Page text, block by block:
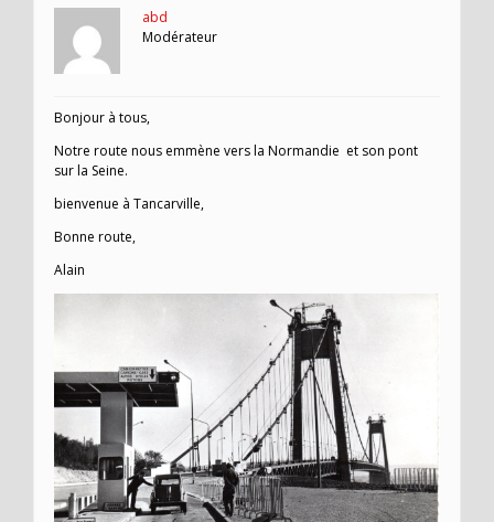
abd
Modérateur
Bonjour à tous,
Notre route nous emmène vers la Normandie et son pont
sur la Seine.
bienvenue à Tancarville,
Bonne route,
Alain